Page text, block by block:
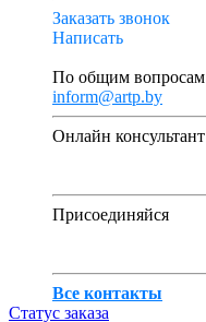
Заказать звонок
Написать
По общим вопросам
inform@artp.by
Онлайн консультант
Присоединяйся
Все контакты
Статус заказа